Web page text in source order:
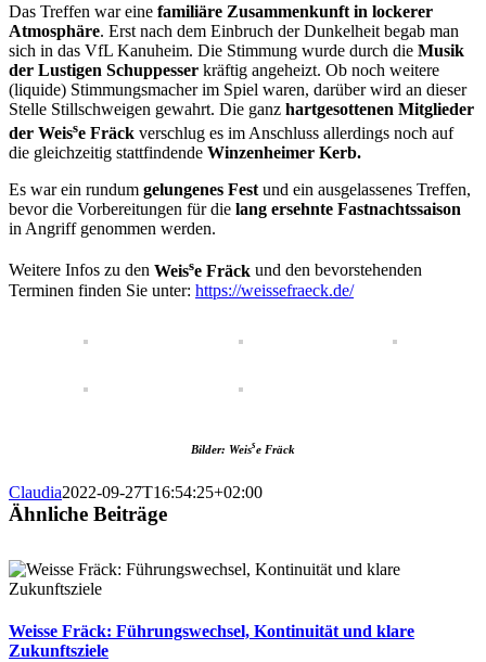
Das Treffen war eine familiäre Zusammenkunft in lockerer
Atmosphäre. Erst nach dem Einbruch der Dunkelheit begab man
sich in das VfL Kanuheim. Die Stimmung wurde durch die Musik
der Lustigen Schuppesser kräftig angeheizt. Ob noch weitere
(liquide) Stimmungsmacher im Spiel waren, darüber wird an dieser
Stelle Stillschweigen gewahrt. Die ganz hartgesottenen Mitglieder
der Weisse Fräck verschlug es im Anschluss allerdings noch auf
die gleichzeitig stattfindende Winzenheimer Kerb.
Es war ein rundum gelungenes Fest und ein ausgelassenes Treffen,
bevor die Vorbereitungen für die lang ersehnte Fastnachtssaison
in Angriff genommen werden.
Weitere Infos zu den Weisse Fräck und den bevorstehenden
Terminen finden Sie unter: https://weissefraeck.de/
Bilder: Weisse Fräck
Claudia2022-09-27T16:54:25+02:00
Ähnliche Beiträge
Weisse Fräck: Führungswechsel, Kontinuität und klare
Zukunftsziele